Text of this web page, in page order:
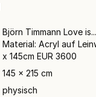
Björn Timmann Love
Material: Acryl auf
x 145cm EUR 3600
145 × 215 cm
physisch